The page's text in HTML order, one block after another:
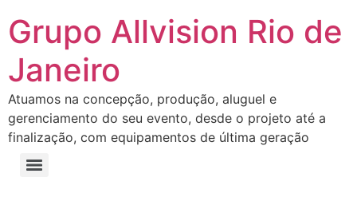
Grupo Allvision Rio de
Janeiro
Atuamos na concepção, produção, aluguel e
gerenciamento do seu evento, desde o projeto até a
finalização, com equipamentos de última geração